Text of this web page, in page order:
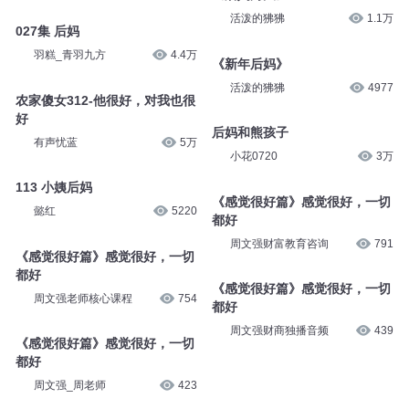
027集 后妈
羽糕_青羽九方 4.4万
农家傻女312-他很好，对我也很
好
有声忧蓝 5万
113 小姨后妈
懿红 5220
《感觉很好篇》感觉很好，一切
都好
周文强老师核心课程 754
《感觉很好篇》感觉很好，一切
都好
周文强_周老师 423
活泼的狒狒 1.1万
《新年后妈》
活泼的狒狒 4977
后妈和熊孩子
小花0720 3万
《感觉很好篇》感觉很好，一切
都好
周文强财富教育咨询 791
《感觉很好篇》感觉很好，一切
都好
周文强财商独播音频 439